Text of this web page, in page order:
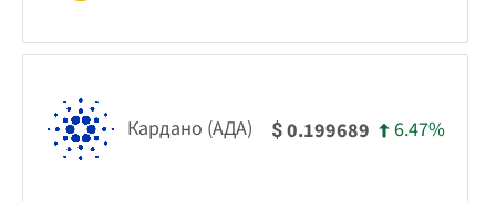
Кардано (АДА) $0.199689 6.47%